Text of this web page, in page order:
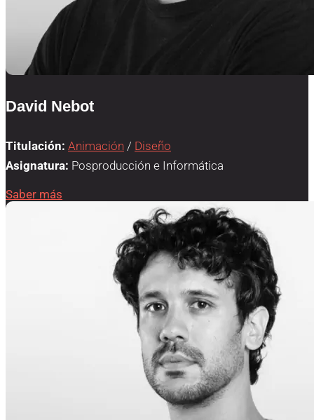
David Nebot
Titulación: Animación / Diseño
Asignatura: Posproducción e Informática
Saber más